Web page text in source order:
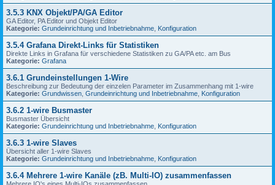
3.5.3 KNX Objekt/PA/GA Editor
GA Editor, PA Editor und Objekt Editor
Kategorie: Grundeinrichtung und Inbetriebnahme Konfiguration
3.5.4 Grafana Direkt-Links für Statistiken
Direkte Links in Grafana für verschiedene Statistiken zu GA/PA etc. am Bus
Kategorie: Grafana
3.6.1 Grundeinstellungen 1-Wire
Beschreibung zur Bedeutung der einzelen Parameter im Zusammenhang mit 1-wire
Kategorie: Grundwissen Grundeinrichtung und Inbetriebnahme Konfiguration
3.6.2 1-wire Busmaster
Busmaster Übersicht
Kategorie: Grundeinrichtung und Inbetriebnahme Konfiguration
3.6.3 1-wire Slaves
Übersicht aller 1-wire Slaves
Kategorie: Grundeinrichtung und Inbetriebnahme Konfiguration
3.6.4 Mehrere 1-wire Kanäle (zB. Multi-IO) zusammenfassen